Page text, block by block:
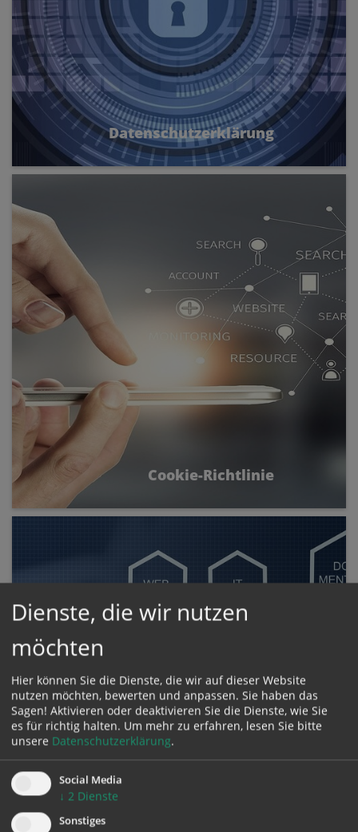
Datenschutzerklärung
Es ist der Katholischen Kirche in
Oberösterreich ein besonderes Anliegen, die
hier die Datenschutzerklärung der Diözese
Cookie-Richtlinie
Cookies sind kleine Textdateien, die von einer
Webseite auf dem Gerät eines Besuchers
Informationen gemäß Artikel 13
Dienste, die wir nutzen
möchten
Hier können Sie die Dienste, die wir auf dieser Website
nutzen möchten, bewerten und anpassen. Sie haben das
Sagen! Aktivieren oder deaktivieren Sie die Dienste, wie Sie
es für richtig halten. Um mehr zu erfahren, lesen Sie bitte
unsere Datenschutzerklärung.
Social Media
↓ 2 Dienste
Sonstiges